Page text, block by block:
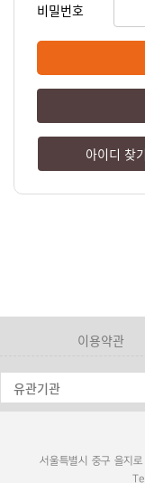
비밀번호
아이디 찾기
이용약관
서울특별시 중구 을지